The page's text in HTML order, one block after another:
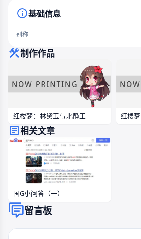
制作作品
红楼梦：林黛玉与北静王 红楼梦
相关文章
国G小问答（一）
留言板
基础信息
别称